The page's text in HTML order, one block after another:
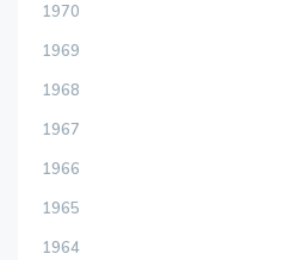
1970
1969
1968
1967
1966
1965
1964